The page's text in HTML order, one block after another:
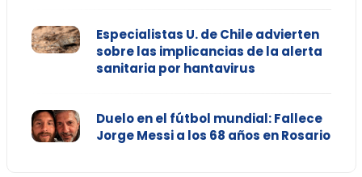
Especialistas U. de Chile advierten
sobre las implicancias de la alerta
sanitaria por hantavirus
Duelo en el fútbol mundial: Fallece
Jorge Messi a los 68 años en Rosario